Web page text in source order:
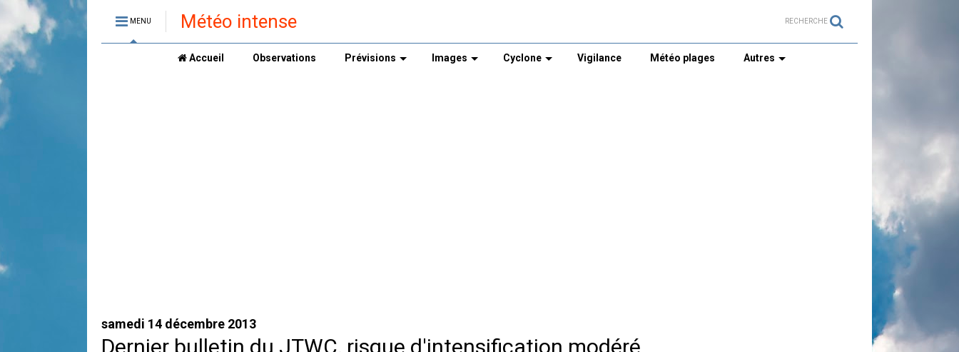
MENU Météo intense RECHERCHE
Accueil Observations Prévisions Images Cyclone Vigilance Météo plages Autres
samedi 14 décembre 2013
Dernier bulletin du JTWC, risque d'intensification modéré